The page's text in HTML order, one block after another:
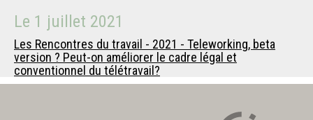
Le 1 juillet 2021
Les Rencontres du travail - 2021 - Teleworking, beta
version ? Peut-on améliorer le cadre légal et
conventionnel du télétravail?